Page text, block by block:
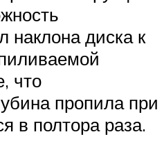
наклона диска к
что
пропила при
в полтора раза.